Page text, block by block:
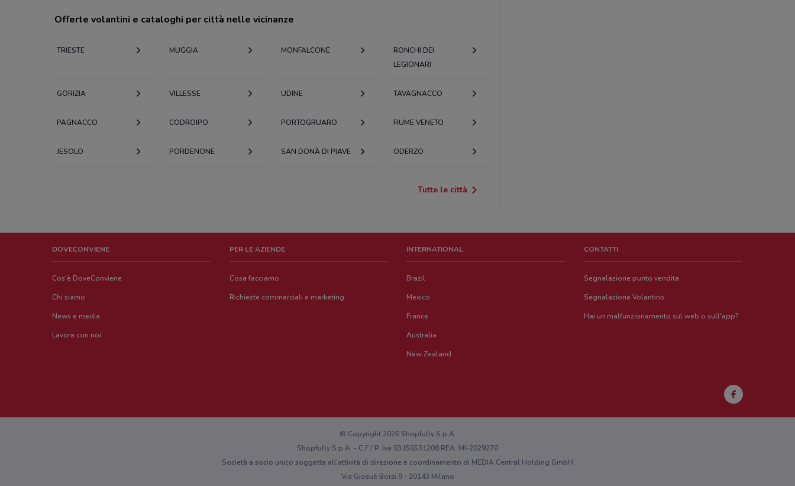
Offerte volantini e cataloghi per città nelle vicinanze
TRIESTE MUGGIA MONFALCONE
RONCHI DEI
LEGIONARI
GORIZIA VILLESSE UDINE TAVAGNACCO
PAGNACCO CODROIPO PORTOGRUARO FIUME VENETO
JESOLO PORDENONE SAN DONÀ DI PIAVE ODERZO
Tutte le città
DOVECONVIENE
Cos'è DoveConviene
Chi siamo
News e media
Lavora con noi
PER LE AZIENDE
Cosa facciamo
Richieste commerciali e marketing
INTERNATIONAL
Brazil
Mexico
France
Australia
New Zealand
CONTATTI
Segnalazione punto vendita
Segnalazione Volantino
Hai un malfunzionamento sul web o sull'app?
© Copyright 2026 Shopfully S.p.A.
Shopfully S.p.A. - C.F / P. Iva 03156531208 REA: MI-2029270
Società a socio unico soggetta all’attività di direzione e coordinamento di MEDIA Central Holding GmbH
Via Giosuè Borsi 9 - 20143 Milano